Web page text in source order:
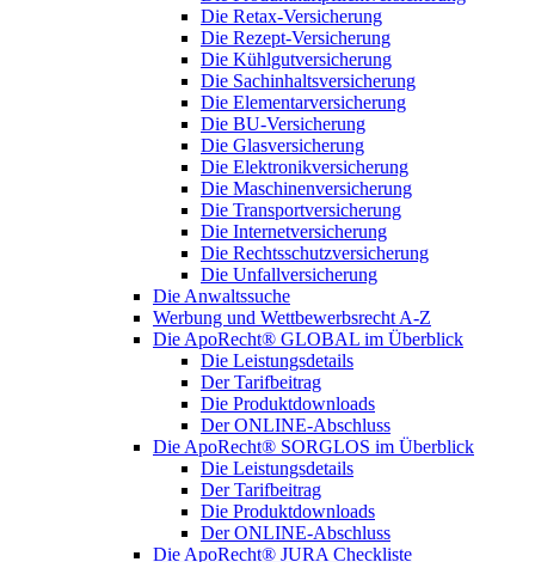
Die Retax-Versicherung
Die Rezept-Versicherung
Die Kühlgutversicherung
Die Sachinhaltsversicherung
Die Elementarversicherung
Die BU-Versicherung
Die Glasversicherung
Die Elektronikversicherung
Die Maschinenversicherung
Die Transportversicherung
Die Internetversicherung
Die Rechtsschutzversicherung
Die Unfallversicherung
Die Anwaltssuche
Werbung und Wettbewerbsrecht A-Z
Die ApoRecht® GLOBAL im Überblick
Die Leistungsdetails
Der Tarifbeitrag
Die Produktdownloads
Der ONLINE-Abschluss
Die ApoRecht® SORGLOS im Überblick
Die Leistungsdetails
Der Tarifbeitrag
Die Produktdownloads
Der ONLINE-Abschluss
Die ApoRecht® JURA Checkliste